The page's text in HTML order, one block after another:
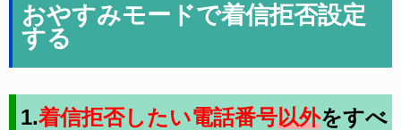
おやすみモードで着信拒否設定
する
1.着信拒否したい電話番号以外をすべ